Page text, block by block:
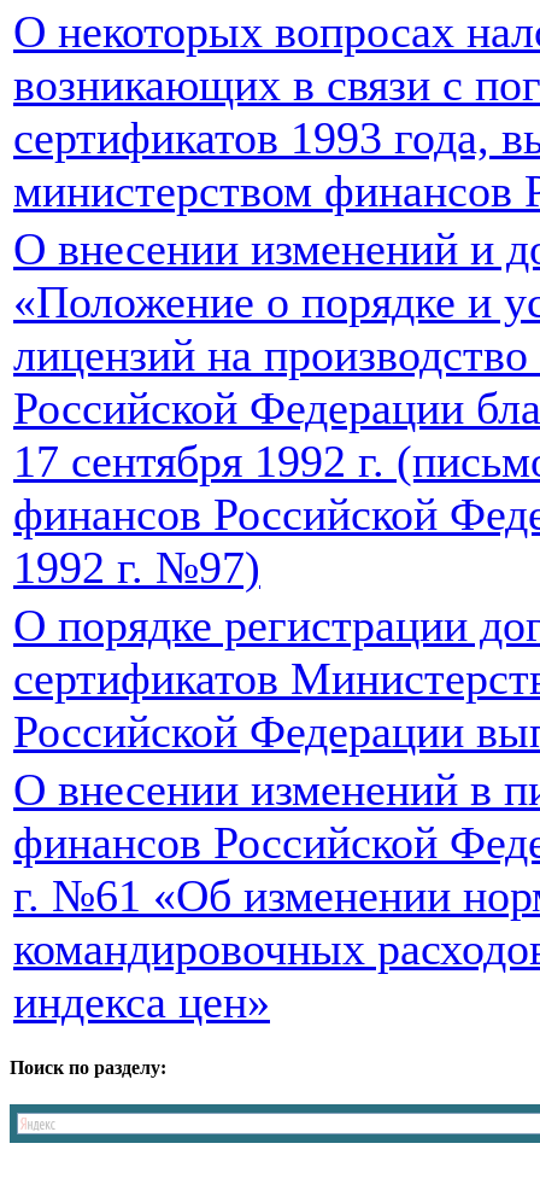
О некоторых вопросах
возникающих в связи с
сертификатов 1993 года,
министерством финансов
О внесении изменений и
«Положение о порядке и
лицензий на
Российской Федерации
17 сентября 1992 г.
финансов Российской
1992 г. №97)
О порядке регистрации
сертификатов
Российской Федерации
О внесении изменений в
финансов Российской
г. №61 «Об изменении
командировочных
индекса цен»
Поиск по разделу: